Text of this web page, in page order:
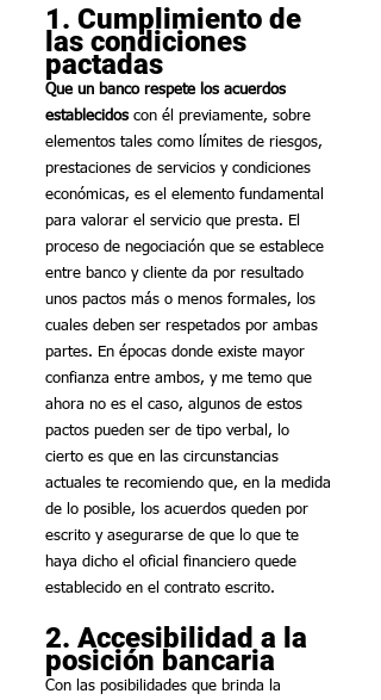
1. Cumplimiento de
las condiciones
pactadas
Que un banco respete los acuerdos
establecidos con él previamente, sobre
elementos tales como límites de riesgos,
prestaciones de servicios y condiciones
económicas, es el elemento fundamental
para valorar el servicio que presta. El
proceso de negociación que se establece
entre banco y cliente da por resultado
unos pactos más o menos formales, los
cuales deben ser respetados por ambas
partes. En épocas donde existe mayor
confianza entre ambos, y me temo que
ahora no es el caso, algunos de estos
pactos pueden ser de tipo verbal, lo
cierto es que en las circunstancias
actuales te recomiendo que, en la medida
de lo posible, los acuerdos queden por
escrito y asegurarse de que lo que te
haya dicho el oficial financiero quede
establecido en el contrato escrito.
2. Accesibilidad a la
posición bancaria
Con las posibilidades que brinda la